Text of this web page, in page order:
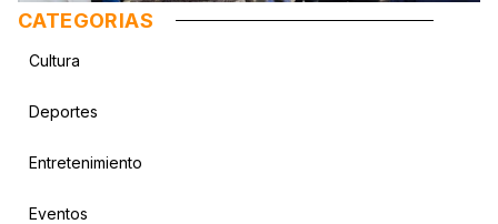
CATEGORIAS
Cultura
Deportes
Entretenimiento
Eventos